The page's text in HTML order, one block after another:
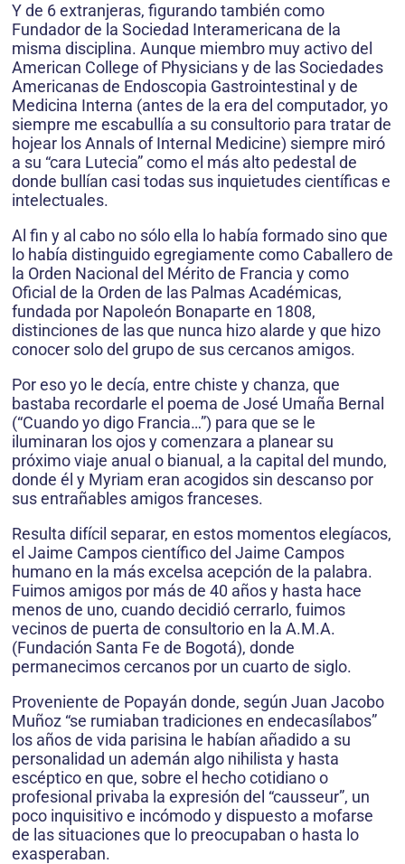
Y de 6 extranjeras, figurando también como
Fundador de la Sociedad Interamericana de la
misma disciplina. Aunque miembro muy activo del
American College of Physicians y de las Sociedades
Americanas de Endoscopia Gastrointestinal y de
Medicina Interna (antes de la era del computador, yo
siempre me escabullía a su consultorio para tratar de
hojear los Annals of Internal Medicine) siempre miró
a su “cara Lutecia” como el más alto pedestal de
donde bullían casi todas sus inquietudes científicas e
intelectuales.
Al fin y al cabo no sólo ella lo había formado sino que
lo había distinguido egregiamente como Caballero de
la Orden Nacional del Mérito de Francia y como
Oficial de la Orden de las Palmas Académicas,
fundada por Napoleón Bonaparte en 1808,
distinciones de las que nunca hizo alarde y que hizo
conocer solo del grupo de sus cercanos amigos.
Por eso yo le decía, entre chiste y chanza, que
bastaba recordarle el poema de José Umaña Bernal
(“Cuando yo digo Francia…”) para que se le
iluminaran los ojos y comenzara a planear su
próximo viaje anual o bianual, a la capital del mundo,
donde él y Myriam eran acogidos sin descanso por
sus entrañables amigos franceses.
Resulta difícil separar, en estos momentos elegíacos,
el Jaime Campos científico del Jaime Campos
humano en la más excelsa acepción de la palabra.
Fuimos amigos por más de 40 años y hasta hace
menos de uno, cuando decidió cerrarlo, fuimos
vecinos de puerta de consultorio en la A.M.A.
(Fundación Santa Fe de Bogotá), donde
permanecimos cercanos por un cuarto de siglo.
Proveniente de Popayán donde, según Juan Jacobo
Muñoz “se rumiaban tradiciones en endecasílabos”
los años de vida parisina le habían añadido a su
personalidad un ademán algo nihilista y hasta
escéptico en que, sobre el hecho cotidiano o
profesional privaba la expresión del “causseur”, un
poco inquisitivo e incómodo y dispuesto a mofarse
de las situaciones que lo preocupaban o hasta lo
exasperaban.